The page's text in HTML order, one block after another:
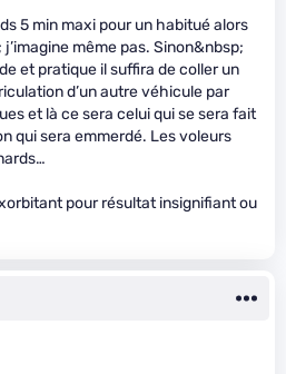
5 min maxi pour un habitué alors
même pas. Sinon&nbsp;
et pratique il suffira de coller un
d’un autre véhicule par
et là ce sera celui qui se sera fait
qui sera emmerdé. Les voleurs
pour résultat insignifiant ou